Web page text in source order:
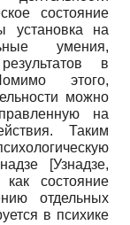
состояние
установка на
умения,
в
этого,
можно
на
Таким
[Узнадзе,
состояние
отдельных
в психике